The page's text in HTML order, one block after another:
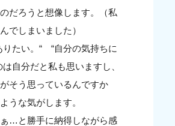
だろうと想像します。（私
でしまいました）
りたい。“ “自分の気持ちに
自分だと私も思いますし、
そう思っているんですか
うな気がします。
…と勝手に納得しながら感